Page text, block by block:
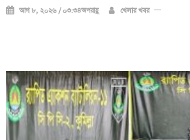
আগ ৮, ২০২৬ / ০৩:৩৪অপরাহ্ণ খেলার খবর